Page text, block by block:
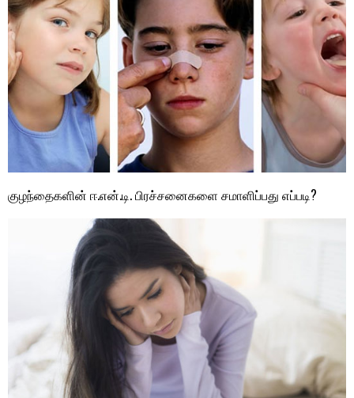
குழந்தைகளின் ஈ.என்.டி. பிரச்சனைகளை சமாளிப்பது எப்படி?